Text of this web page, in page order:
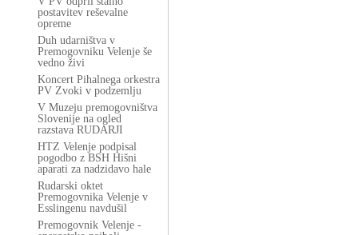
postavitev reševalne
opreme
Duh udarništva v
Premogovniku Velenje še
vedno živi
Koncert Pihalnega orkestra
PV Zvoki v podzemlju
V Muzeju premogovništva
Slovenije na ogled
razstava RUDARJI
HTZ Velenje podpisal
pogodbo z BSH Hišni
aparati za nadzidavo hale
Rudarski oktet
Premogovnika Velenje v
Esslingenu navdušil
Premogovnik Velenje -